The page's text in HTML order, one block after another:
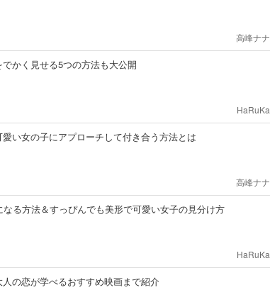
高峰ナナ
かく見せる5つの方法も大公開
HaRuKa
い女の子にアプローチして付き合う方法とは
高峰ナナ
る方法＆すっぴんでも美形で可愛い女子の見分け方
HaRuKa
の恋が学べるおすすめ映画まで紹介